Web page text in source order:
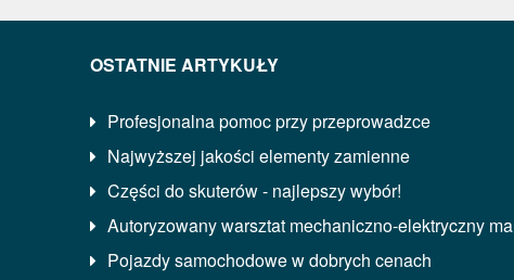
OSTATNIE ARTYKUŁY
Profesjonalna pomoc przy przeprowadzce
Najwyższej jakości elementy zamienne
Części do skuterów - najlepszy wybór!
Autoryzowany warsztat mechaniczno-elektryczny
Pojazdy samochodowe w dobrych cenach